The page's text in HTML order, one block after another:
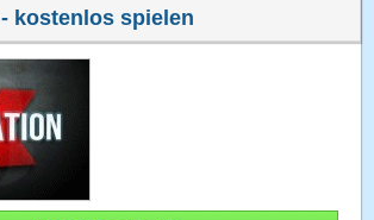
- kostenlos spielen